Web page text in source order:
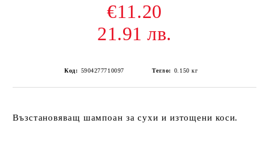
€11.20
21.91 лв.
Код: 5904277710097 Тегло: 0.150 кг
Възстановяващ шампоан за сухи и изтощени коси.